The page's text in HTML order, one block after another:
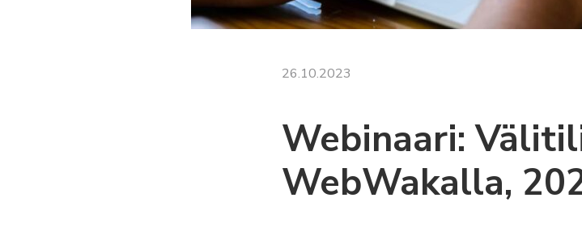
26.10.2023
Webinaari:
WebWakalla,